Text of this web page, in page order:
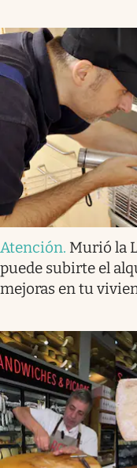
Atención. Murió la
puede subirte el
mejoras en tu